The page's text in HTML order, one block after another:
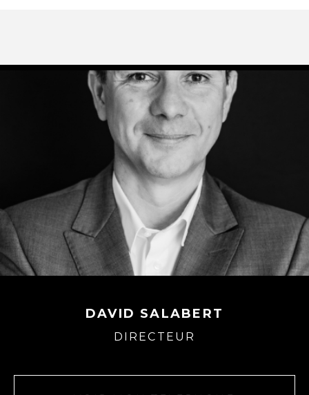
DAVID SALABERT
DIRECTEUR